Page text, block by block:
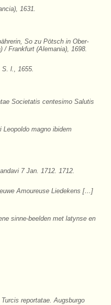
1631.
So zu Pötsch in Ober-
/ Frankfurt (Alemania), 1698.
l., 1655.
Societatis centesimo Salutis
magno ibidem
7 Jan. 1712. 1712.
Amoureuse Liedekens […]
sinne-beelden met latynse en
reportatae. Augsburgo